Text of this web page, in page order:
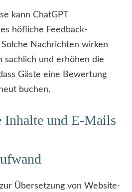
kann ChatGPT
höfliche Feedback-
Nachrichten wirken
sachlich und erhöhen die
Gäste eine Bewertung
buchen.
Inhalte und E-Mails
Übersetzung von Website-